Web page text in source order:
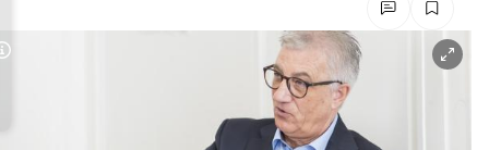
Untermenü
Copyright-Hinweis öffnen/schließen